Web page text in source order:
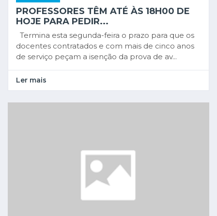
PROFESSORES TÊM ATÉ ÀS 18H00 DE
HOJE PARA PEDIR...
Termina esta segunda-feira o prazo para que os
docentes contratados e com mais de cinco anos
de serviço peçam a isenção da prova de av...
Ler mais